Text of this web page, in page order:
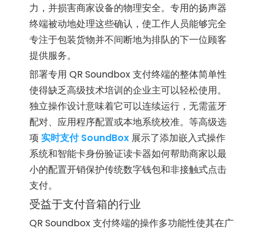
力，并损害商家设备的物理安全。专用的扬声器
终端被动地处理这些确认，使工作人员能够完全
专注于包装货物并不间断地为排队的下一位顾客
提供服务。
部署专用 QR Soundbox 支付终端的整体简单性
使得缺乏高级技术培训的企业主可以轻松使用。
独立操作设计意味着它可以连续运行，无需蓝牙
配对、应用程序配置或本地系统校准。等高级选
项 实时支付 SoundBox 展示了添加嵌入式操作
系统和智能卡身份验证读卡器如何帮助商家以最
小的配置开销保护传统数字钱包和非接触式点击
支付。
受益于支付音箱的行业
QR Soundbox 支付终端的操作多功能性使其在广